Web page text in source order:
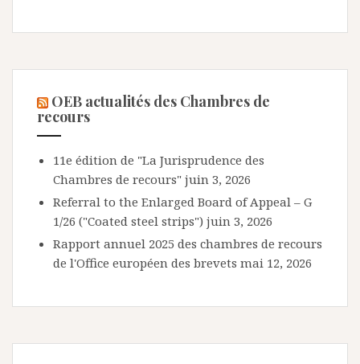
OEB actualités des Chambres de
recours
11e édition de "La Jurisprudence des
Chambres de recours" juin 3, 2026
Referral to the Enlarged Board of Appeal – G
1/26 ("Coated steel strips") juin 3, 2026
Rapport annuel 2025 des chambres de recours
de l'Office européen des brevets mai 12, 2026